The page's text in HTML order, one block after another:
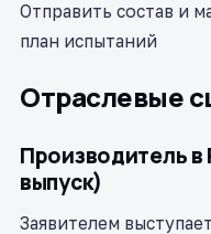
Отправить состав и
план испытаний
Отраслевые
Производитель
выпуск)
Заявителем